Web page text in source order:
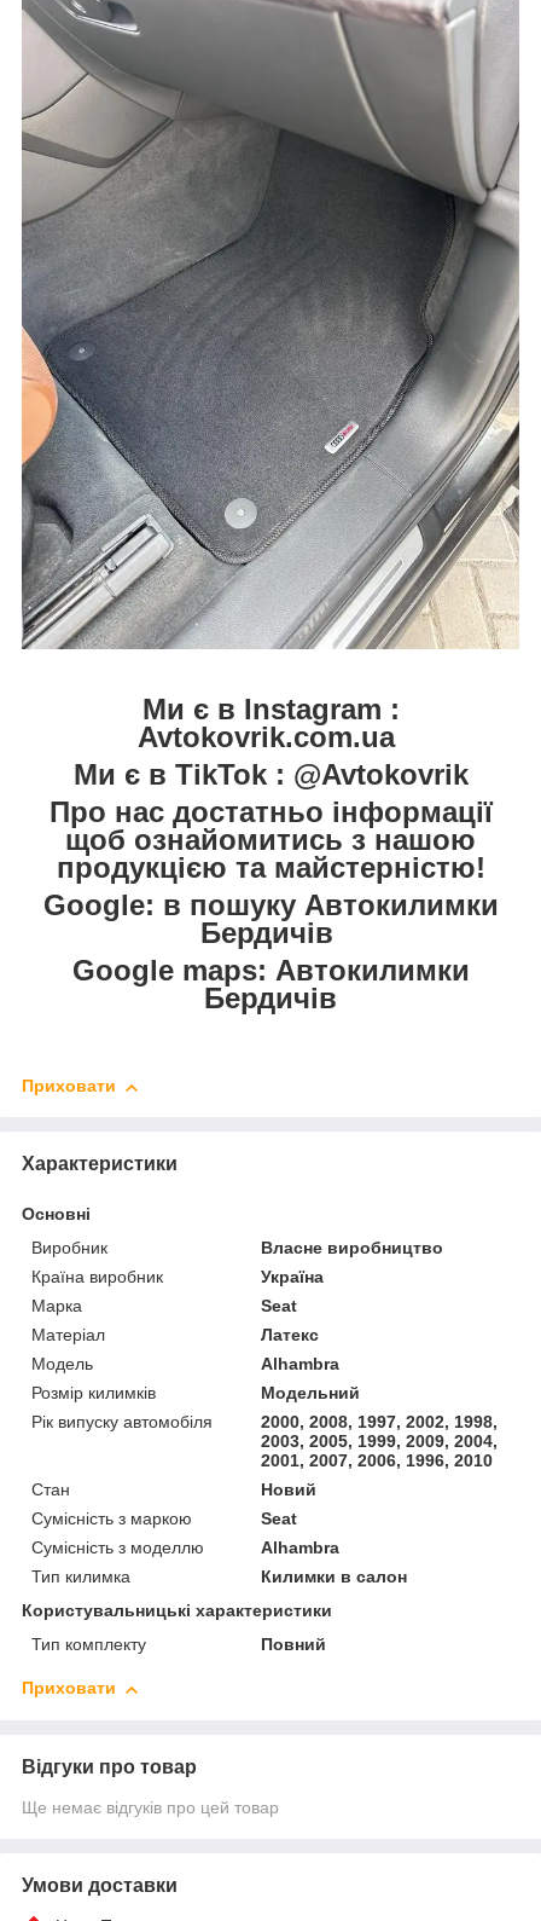
Ми є в Instagram :
Avtokovrik.com.ua
Ми є в TikTok : @Avtokovrik
Про нас достатньо інформації
щоб ознайомитись з нашою
продукцією та майстерністю!
Google: в пошуку Автокилимки
Бердичів
Google maps: Автокилимки
Бердичів
Приховати
Характеристики
Основні
Виробник
Власне виробництво
Країна виробник
Україна
Марка
Seat
Матеріал
Латекс
Модель
Alhambra
Розмір килимків
Модельний
Рік випуску автомобіля
2000, 2008, 1997, 2002, 1998,
2003, 2005, 1999, 2009, 2004,
2001, 2007, 2006, 1996, 2010
Стан
Новий
Сумісність з маркою
Seat
Сумісність з моделлю
Alhambra
Тип килимка
Килимки в салон
Користувальницькі характеристики
Тип комплекту
Повний
Приховати
Відгуки про товар
Ще немає відгуків про цей товар
Умови доставки